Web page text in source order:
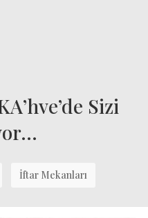
Sizi
İftar Mekanları